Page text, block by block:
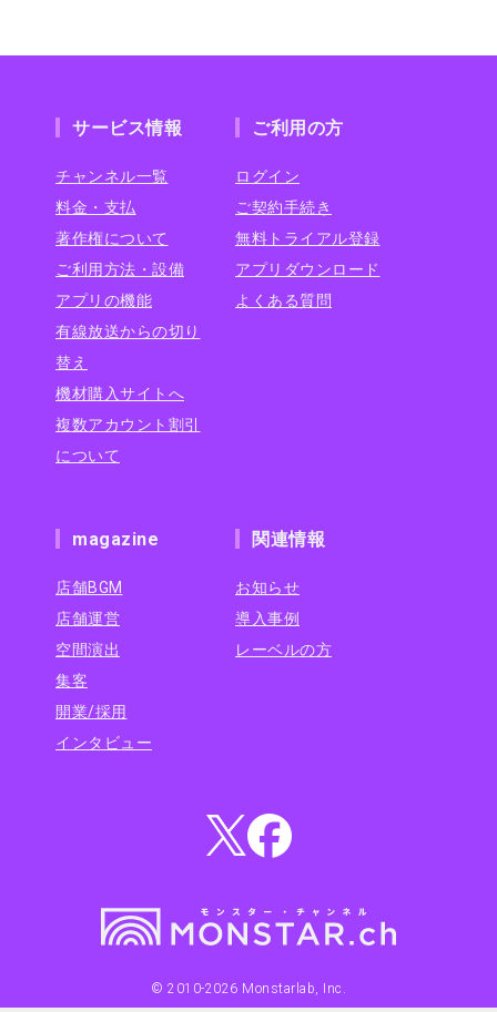
サービス情報
チャンネル一覧
料金・支払
著作権について
ご利用方法・設備
アプリの機能
有線放送からの切り
替え
機材購入サイトへ
複数アカウント割引
について
ご利用の方
ログイン
ご契約手続き
無料トライアル登録
アプリダウンロード
よくある質問
magazine
店舗BGM
店舗運営
空間演出
集客
開業/採用
インタビュー
関連情報
お知らせ
導入事例
レーベルの方
© 2010-2026 Monstarlab, Inc.